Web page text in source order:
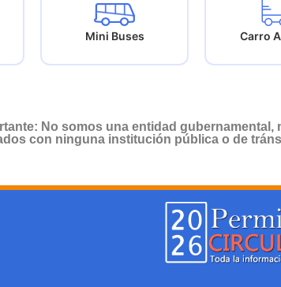
Mini Buses Carro
No somos una entidad
con ninguna institución pública o de